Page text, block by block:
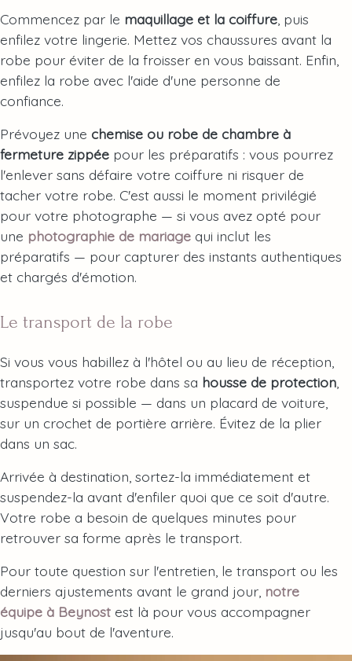
Commencez par le maquillage et la coiffure , puis
enfilez votre lingerie. Mettez vos chaussures avant la
robe pour éviter de la froisser en vous baissant. Enfin,
enfilez la robe avec l'aide d'une personne de
confiance.
Prévoyez une chemise ou robe de chambre à
fermeture zippée pour les préparatifs : vous pourrez
l'enlever sans défaire votre coiffure ni risquer de
tacher votre robe. C'est aussi le moment privilégié
pour votre photographe — si vous avez opté pour
une photographie de mariage qui inclut les
préparatifs — pour capturer des instants authentiques
et chargés d'émotion.
Le transport de la robe
Si vous vous habillez à l'hôtel ou au lieu de réception,
transportez votre robe dans sa housse de protection
suspendue si possible — dans un placard de voiture,
sur un crochet de portière arrière. Évitez de la plier
dans un sac.
Arrivée à destination, sortez-la immédiatement et
suspendez-la avant d'enfiler quoi que ce soit d'autre.
Votre robe a besoin de quelques minutes pour
retrouver sa forme après le transport.
Pour toute question sur l'entretien, le transport ou les
derniers ajustements avant le grand jour, notre
équipe à Beynost est là pour vous accompagner
jusqu'au bout de l'aventure.